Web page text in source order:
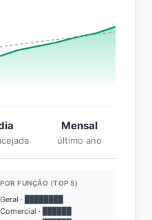
Mensal
último ano
POR FUNÇÃO (TOP 5)
Geral · ████████
Comercial · ██████